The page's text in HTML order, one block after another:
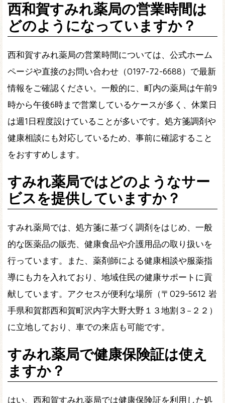
西和賀すみれ薬局の営業時間は
どのようになっていますか？
西和賀すみれ薬局の営業時間については、公式ホーム
ページや直接のお問い合わせ（0197-72-6688）で最新
情報をご確認ください。一般的に、町内の薬局は午前9
時から午後6時まで営業しているケースが多く、休業日
は週1日程度設けていることが多いです。処方箋調剤や
健康相談にも対応しているため、事前に確認すること
をおすすめします。
すみれ薬局ではどのようなサー
ビスを提供していますか？
すみれ薬局では、処方箋に基づく調剤をはじめ、一般
的な医薬品の販売、健康食品や介護用品の取り扱いを
行っています。また、薬剤師による健康相談や服薬指
導にも力を入れており、地域住民の健康サポートに貢
献しています。アクセスが便利な場所（〒029-5612 岩
手県和賀郡西和賀町沢内字大野大野１３地割３−２２）
に立地しており、車での来店も可能です。
すみれ薬局で健康保険証は使え
ますか？
はい、西和賀すみれ薬局では健康保険証を利用した処